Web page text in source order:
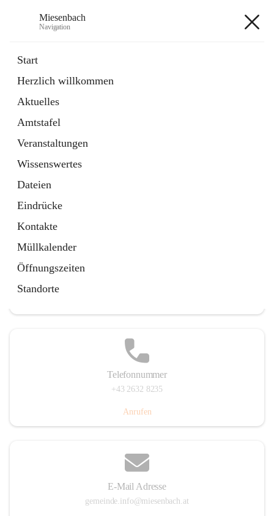
Miesenbach
Navigation
Start
Herzlich willkommen
Aktuelles
Amtstafel
Veranstaltungen
Wissenswertes
Dateien
Eindrücke
Kontakte
Müllkalender
Öffnungszeiten
Standorte
Externe Webseite
in
Tab
Region Schneebergland
Externe Webseite
öffnet
in
neuem
Tab
Telefonnummer
+43 2632 8235
Anrufen
E-Mail Adresse
gemeinde.info@miesenbach.at